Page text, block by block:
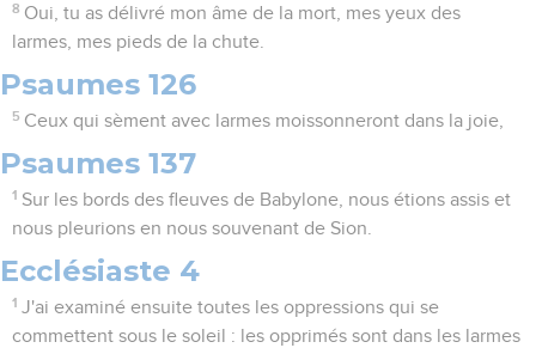
8 Oui, tu as délivré mon âme de la mort, mes yeux des
larmes, mes pieds de la chute.
Psaumes 126
5 Ceux qui sèment avec larmes moissonneront dans la joie,
Psaumes 137
1 Sur les bords des fleuves de Babylone, nous étions assis et
nous pleurions en nous souvenant de Sion.
Ecclésiaste 4
1 J'ai examiné ensuite toutes les oppressions qui se
commettent sous le soleil : les opprimés sont dans les larmes